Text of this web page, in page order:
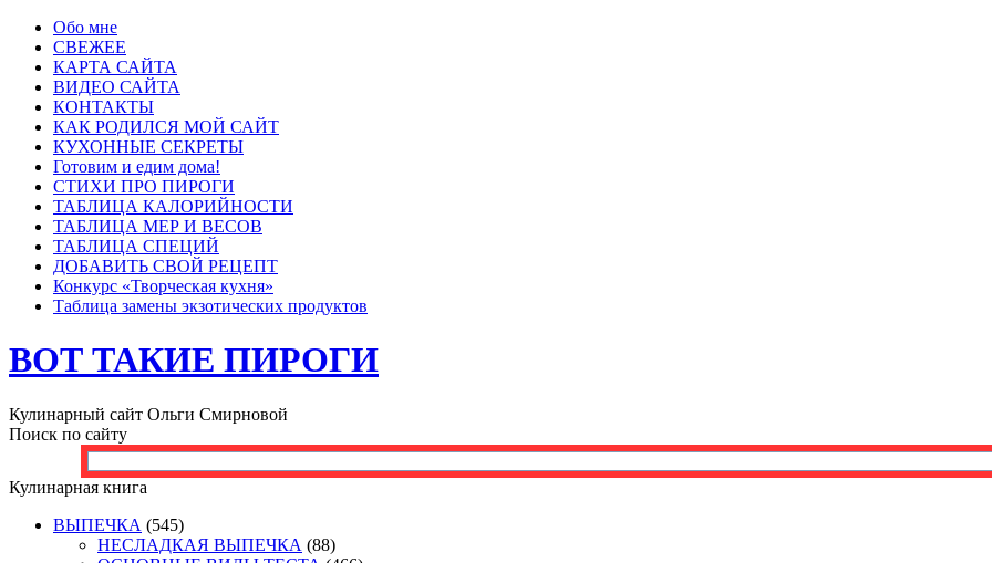
Обо мне
СВЕЖЕЕ
КАРТА САЙТА
ВИДЕО САЙТА
КОНТАКТЫ
КАК РОДИЛСЯ МОЙ САЙТ
КУХОННЫЕ СЕКРЕТЫ
Готовим и едим дома!
СТИХИ ПРО ПИРОГИ
ТАБЛИЦА КАЛОРИЙНОСТИ
ТАБЛИЦА МЕР И ВЕСОВ
ТАБЛИЦА СПЕЦИЙ
ДОБАВИТЬ СВОЙ РЕЦЕПТ
Конкурс «Творческая кухня»
Таблица замены экзотических продуктов
ВОТ ТАКИЕ ПИРОГИ
Кулинарный сайт Ольги Смирновой
Поиск по сайту
Кулинарная книга
ВЫПЕЧКА (545)
НЕСЛАДКАЯ ВЫПЕЧКА (88)